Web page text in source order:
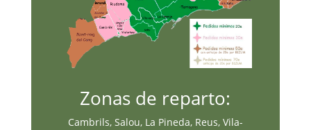
Zonas de reparto:
Cambrils, Salou, La Pineda, Reus, Vila-